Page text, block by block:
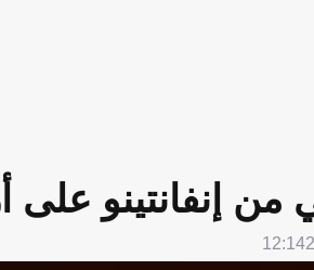
إنفانتينو على
12:14